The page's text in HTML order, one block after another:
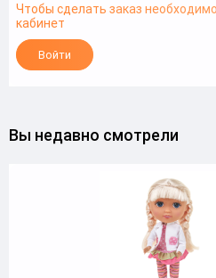
Чтобы сделать заказ
кабинет
Войти
Вы недавно смотрели